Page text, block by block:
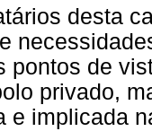
desta
pontos de
privado,
e implicada